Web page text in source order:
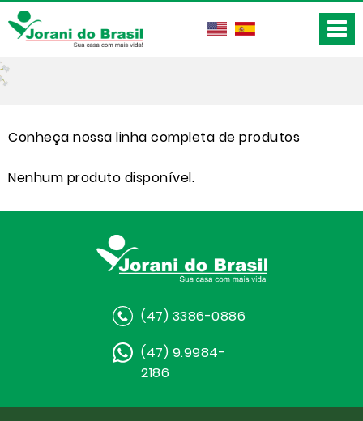
Conheça nossa linha completa de produtos
Nenhum produto disponível.
(47) 3386-0886
(47) 9.9984-
2186